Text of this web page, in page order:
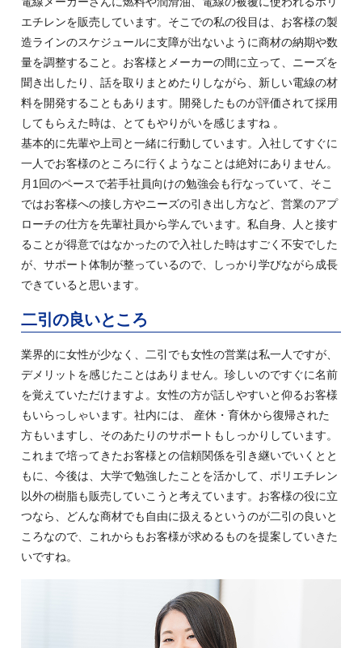
エチレンを販売しています。そこでの私の役目は、お客様の製
造ラインのスケジュールに支障が出ないように商材の納期や数
量を調整すること。お客様とメーカーの間に立って、ニーズを
聞き出したり、話を取りまとめたりしながら、新しい電線の材
料を開発することもあります。開発したものが評価されて採用
してもらえた時は、とてもやりがいを感じますね 。
基本的に先輩や上司と一緒に行動しています。入社してすぐに
一人でお客様のところに行くようなことは絶対にありません。
月1回のペースで若手社員向けの勉強会も行なっていて、そこ
ではお客様への接し方やニーズの引き出し方など、営業のアプ
ローチの仕方を先輩社員から学んでいます。私自身、人と接す
ることが得意ではなかったので入社した時はすごく不安でした
が、サポート体制が整っているので、しっかり学びながら成長
できていると思います。
二引の良いところ
業界的に女性が少なく、二引でも女性の営業は私一人ですが、
デメリットを感じたことはありません。珍しいのですぐに名前
を覚えていただけますよ。女性の方が話しやすいと仰るお客様
もいらっしゃいます。社内には、 産休・育休から復帰された
方もいますし、そのあたりのサポートもしっかりしています。
これまで培ってきたお客様との信頼関係を引き継いでいくとと
もに、今後は、大学で勉強したことを活かして、ポリエチレン
以外の樹脂も販売していこうと考えています。お客様の役に立
つなら、どんな商材でも自由に扱えるというのが二引の良いと
ころなので、これからもお客様が求めるものを提案していきた
いですね。